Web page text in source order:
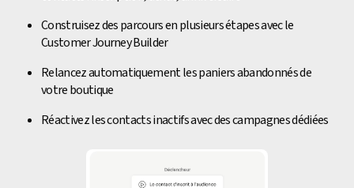
Construisez des parcours en plusieurs étapes avec le
Customer Journey Builder
Relancez automatiquement les paniers abandonnés de
votre boutique
Réactivez les contacts inactifs avec des campagnes dédiées